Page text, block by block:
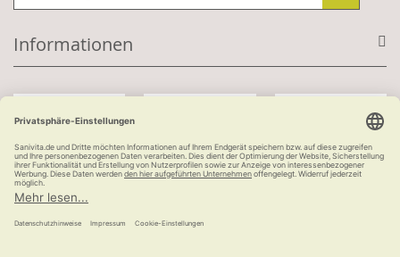
Informationen
Kauf auf Rechnung